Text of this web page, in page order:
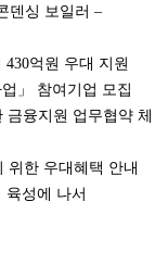
덴싱 보일러 –
억원 우대 지원
」 참여기업 모집
금융지원 업무협약 체
위한 우대혜택 안내
육성에 나서